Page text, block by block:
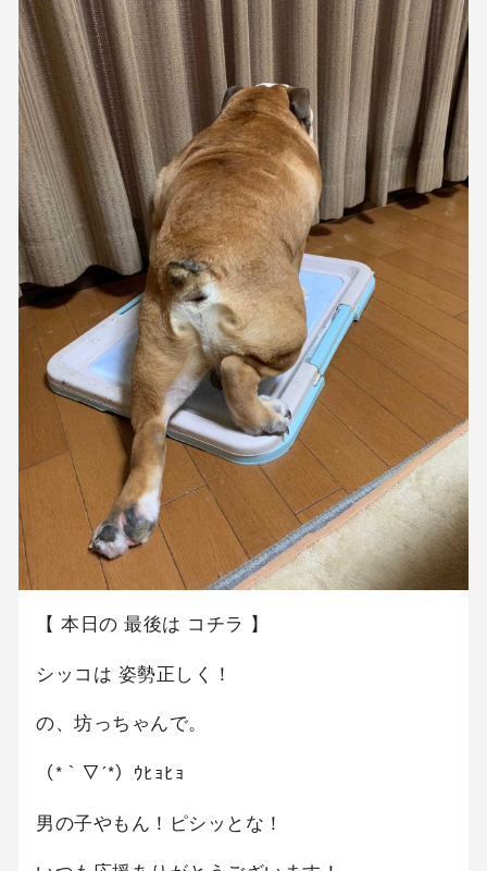
【 本日の 最後は コチラ 】
シッコは 姿勢正しく！
の、坊っちゃんで。
（*｀▽´*）ｳﾋｮﾋｮ
男の子やもん！ピシッとな！